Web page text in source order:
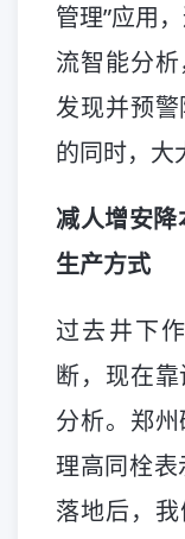
管理”应用
流智能分
发现并预
的同时，大
减人增安
生产方式
过去井下
断，现在
分析。郑
理高同栓表
落地后，我